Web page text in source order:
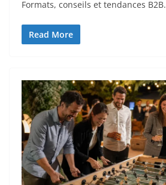
Formats, conseils et tendances B2B.
Read More